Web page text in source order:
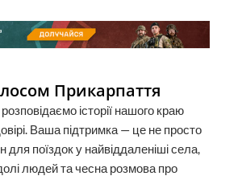
Прикарпаття
історії нашого краю
Ваша підтримка — це не просто
для поїздок у найвіддаленіші села,
людей та чесна розмова про